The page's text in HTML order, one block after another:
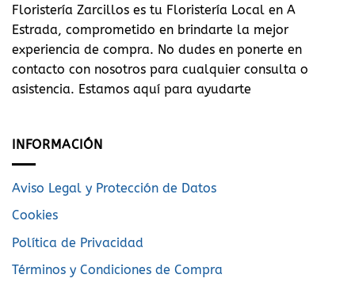
Floristería Zarcillos es tu Floristería Local en A
Estrada, comprometido en brindarte la mejor
experiencia de compra. No dudes en ponerte en
contacto con nosotros para cualquier consulta o
asistencia. Estamos aquí para ayudarte
INFORMACIÓN
Aviso Legal y Protección de Datos
Cookies
Política de Privacidad
Términos y Condiciones de Compra